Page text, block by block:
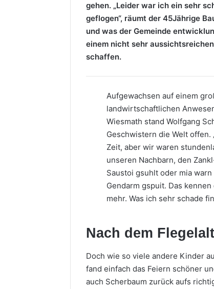
gehen. „Leider war ich ein sehr
geflogen“, räumt der 45Jährige
und was der Gemeinde
einem nicht sehr
schaffen.
Aufgewachsen auf einem
landwirtschaftlichen
Wiesmath stand Wolfgang
Geschwistern die Welt
Zeit, aber wir waren
unseren Nachbarn, den
Saustoi gsuhlt oder mia
Gendarm gspuit. Das
mehr. Was ich sehr schade
Nach dem
Doch wie so viele andere Kinder
fand einfach das Feiern schöner
auch Scherbaum zurück aufs